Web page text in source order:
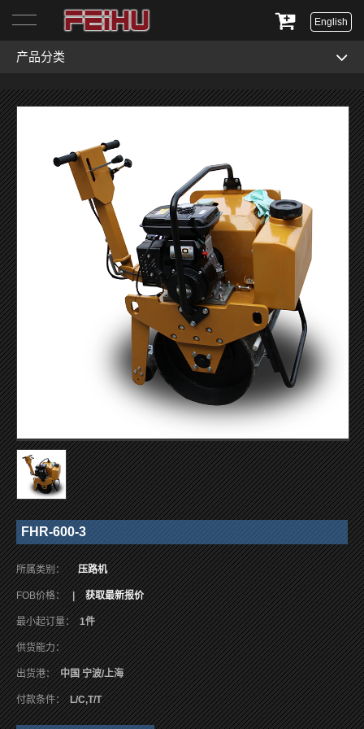
English
产品分类
FHR-600-3
所属类别： 压路机
FOB价格： | 获取最新报价
最小起订量： 1件
供货能力：
出货港： 中国 宁波/上海
付款条件： L/C,T/T
首页
关于我们
服务与支持